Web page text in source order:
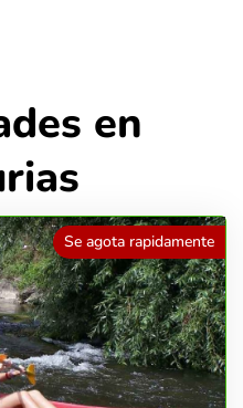
en
Se agota rapidamente